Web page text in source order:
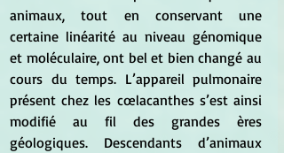
animaux, tout en conservant une
certaine linéarité au niveau génomique
et moléculaire, ont bel et bien changé au
cours du temps. L’appareil pulmonaire
présent chez les cœlacanthes s’est ainsi
modifié au fil des grandes ères
géologiques. Descendants d’animaux